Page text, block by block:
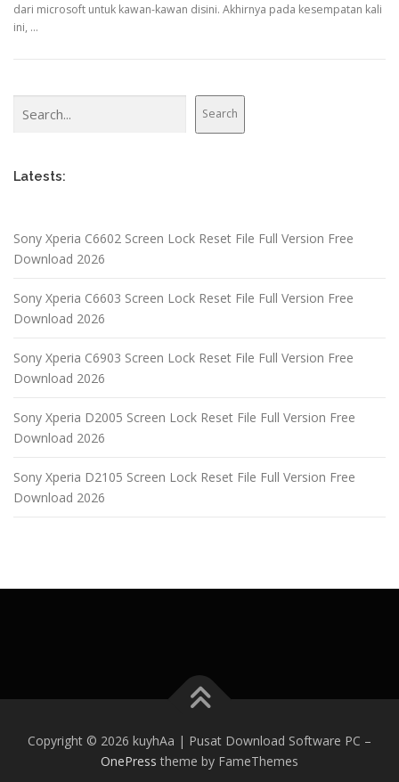
dari microsoft untuk kawan-kawan disini. Akhirnya pada kesempatan kali
ini, …
Search
Latests:
Sony Xperia C6602 Screen Lock Reset File Full Version Free
Download 2026
Sony Xperia C6603 Screen Lock Reset File Full Version Free
Download 2026
Sony Xperia C6903 Screen Lock Reset File Full Version Free
Download 2026
Sony Xperia D2005 Screen Lock Reset File Full Version Free
Download 2026
Sony Xperia D2105 Screen Lock Reset File Full Version Free
Download 2026
Copyright © 2026 kuyhAa | Pusat Download Software PC –
OnePress theme by FameThemes